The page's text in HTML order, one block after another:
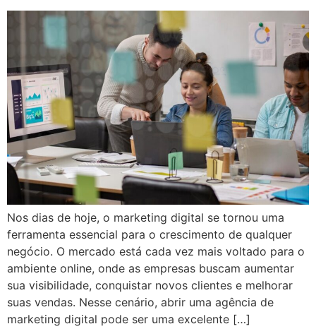
Nos dias de hoje, o marketing digital se tornou uma
ferramenta essencial para o crescimento de qualquer
negócio. O mercado está cada vez mais voltado para o
ambiente online, onde as empresas buscam aumentar
sua visibilidade, conquistar novos clientes e melhorar
suas vendas. Nesse cenário, abrir uma agência de
marketing digital pode ser uma excelente […]